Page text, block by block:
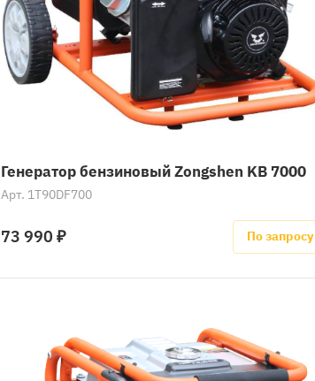
Генератор бензиновый Zongshen KB 7000
Арт. 1T90DF700
73 990 ₽ По запросу